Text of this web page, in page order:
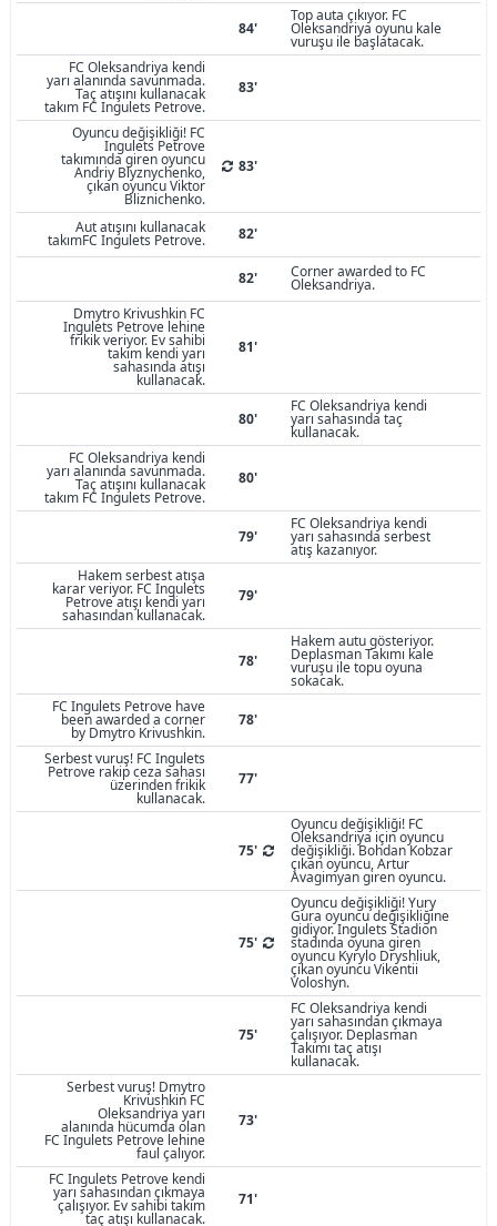
84'
Top auta çıkıyor. FC
Oleksandriya oyunu kale
vuruşu ile başlatacak.
FC Oleksandriya kendi
yarı alanında savunmada.
Taç atışını kullanacak
takım FC Ingulets Petrove.
83'
Oyuncu değişikliği! FC
Ingulets Petrove
takımında giren oyuncu
Andriy Blyznychenko,
çıkan oyuncu Viktor
Bliznichenko.
83'
Aut atışını kullanacak
takımFC Ingulets Petrove. 82'
82' Corner awarded to FC
Oleksandriya.
Dmytro Krivushkin FC
Ingulets Petrove lehine
frikik veriyor. Ev sahibi
takım kendi yarı
sahasında atışı
kullanacak.
81'
80'
FC Oleksandriya kendi
yarı sahasında taç
kullanacak.
FC Oleksandriya kendi
yarı alanında savunmada.
Taç atışını kullanacak
takım FC Ingulets Petrove.
80'
79'
FC Oleksandriya kendi
yarı sahasında serbest
atış kazanıyor.
Hakem serbest atışa
karar veriyor. FC Ingulets
Petrove atışı kendi yarı
sahasından kullanacak.
79'
78'
Hakem autu gösteriyor.
Deplasman Takımı kale
vuruşu ile topu oyuna
sokacak.
FC Ingulets Petrove have
been awarded a corner
by Dmytro Krivushkin.
78'
Serbest vuruş! FC Ingulets
Petrove rakip ceza sahası
üzerinden frikik
kullanacak.
77'
75'
Oyuncu değişikliği! FC
Oleksandriya için oyuncu
değişikliği. Bohdan Kobzar
çıkan oyuncu, Artur
Avagimyan giren oyuncu.
75'
Oyuncu değişikliği! Yury
Gura oyuncu değişikliğine
gidiyor. Ingulets Stadion
stadında oyuna giren
oyuncu Kyrylo Dryshliuk,
çıkan oyuncu Vikentii
Voloshyn.
75'
FC Oleksandriya kendi
yarı sahasından çıkmaya
çalışıyor. Deplasman
Takımı taç atışı
kullanacak.
Serbest vuruş! Dmytro
Krivushkin FC
Oleksandriya yarı
alanında hücumda olan
FC Ingulets Petrove lehine
faul çalıyor.
73'
FC Ingulets Petrove kendi
yarı sahasından çıkmaya
çalışıyor. Ev sahibi takım
taç atışı kullanacak.
71'